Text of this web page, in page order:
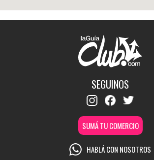
SEGUINOS
SUMÁ TU COMERCIO
HABLÁ CON NOSOTROS